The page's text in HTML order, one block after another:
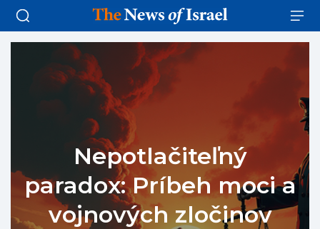
Nepotlačiteľný
paradox: Príbeh moci a
vojnových zločinov